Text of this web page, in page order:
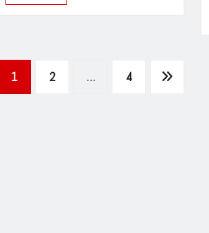
1 2 … 4